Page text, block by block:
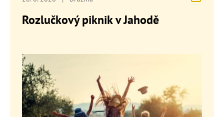
Rozlučkový piknik v Jahodě